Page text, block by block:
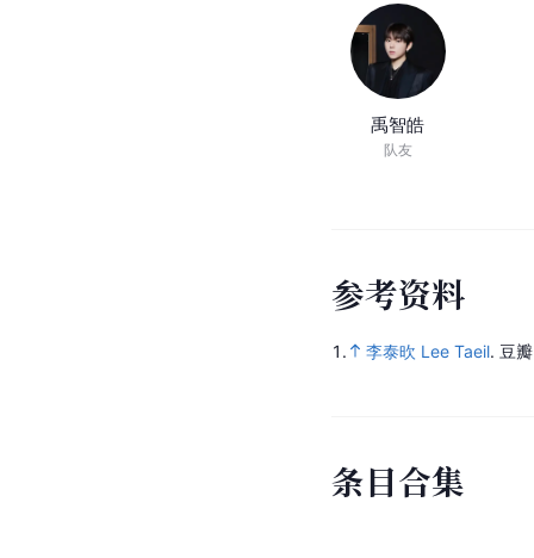
禹智皓
队友
参考资料
1. 李泰欥 Lee Taeil. 豆
条目合集